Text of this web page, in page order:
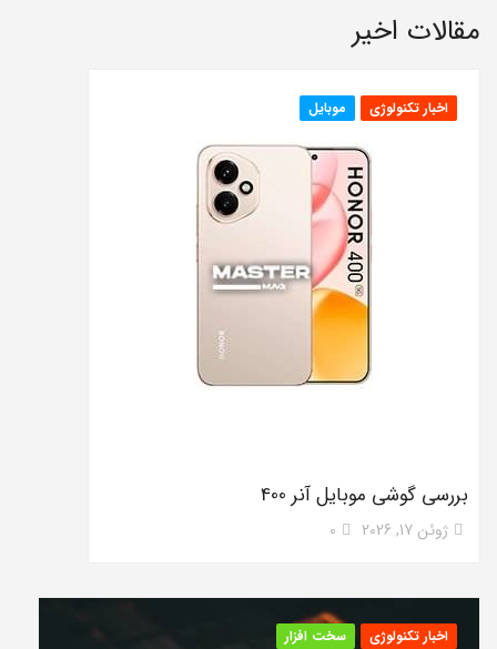
مقالات اخیر
اخبار تکنولوژی موبایل
بررسی گوشی موبایل آنر 400
ژوئن 17, 2026 0
اخبار تکنولوژی سخت افزار